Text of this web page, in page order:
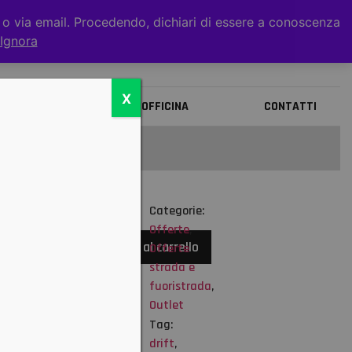
email. Procedendo, dichiari di essere a conoscenza
Ignora
OFFICINA CONTATTI
Aggiungi al carrello
Categorie:
Offerte,
Offerte
strada e
fuoristrada,
Outlet
Tag:
drift,
X